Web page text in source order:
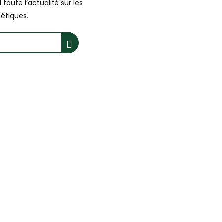
toute l’actualité sur les